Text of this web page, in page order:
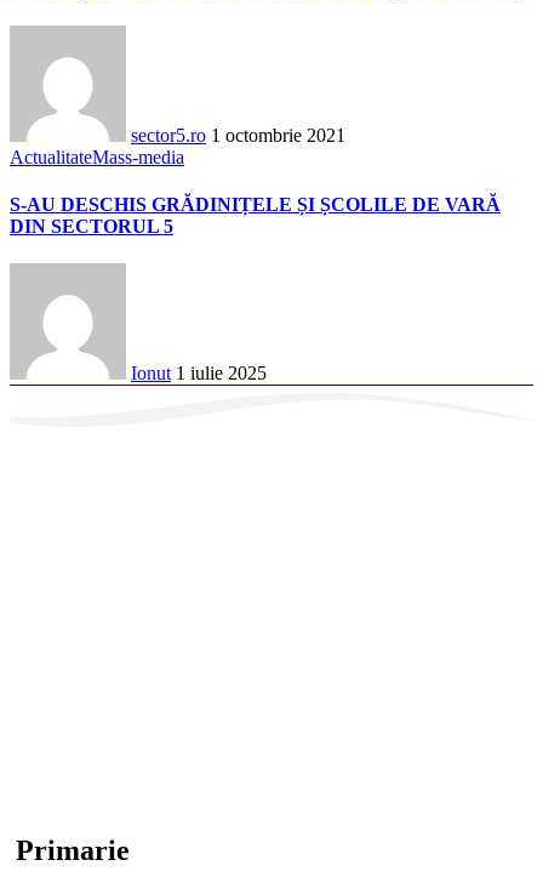
sector5.ro 1 octombrie 2021
ActualitateMass-media
S-AU DESCHIS GRĂDINIȚELE ȘI ȘCOLILE DE VARĂ
DIN SECTORUL 5
Ionut 1 iulie 2025
Primarie